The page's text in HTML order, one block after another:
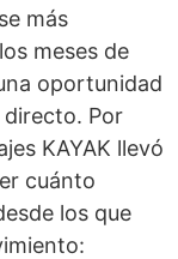
más
meses de
oportunidad
Por
KAYAK llevó
cuánto
los que